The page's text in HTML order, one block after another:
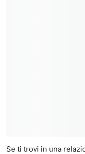
Se ti trovi in una